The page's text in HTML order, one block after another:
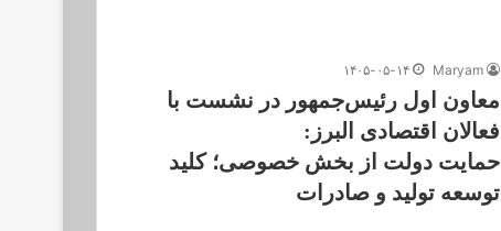
Maryam ۱۴۰۵-۰۵-۱۴
معاون اول رئیس‌جمهور در نشست با
فعالان اقتصادی البرز:
حمایت دولت از بخش خصوصی؛ کلید
توسعه تولید و صادرات